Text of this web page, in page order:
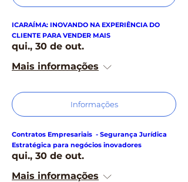
ICARAÍMA: INOVANDO NA EXPERIÊNCIA DO
CLIENTE PARA VENDER MAIS
qui., 30 de out.
Mais informações
Informações
Contratos Empresariais - Segurança Jurídica
Estratégica para negócios inovadores
qui., 30 de out.
Mais informações